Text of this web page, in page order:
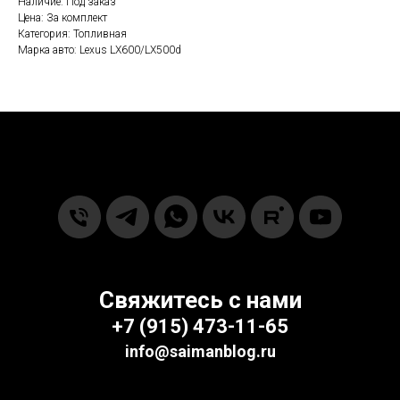
Цена: За комплект
Категория: Топливная
Марка авто: Lexus LX600/LX500d
Свяжитесь с нами
+7 (915) 473-11-65‬
info@saimanblog.ru